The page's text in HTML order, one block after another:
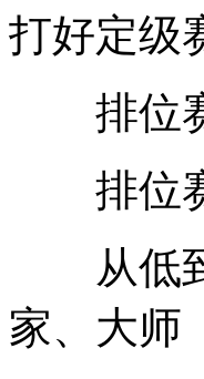
打好定级
排位赛
排位赛
从低到
家、大师